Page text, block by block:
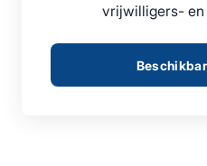
vrijwilligers- en